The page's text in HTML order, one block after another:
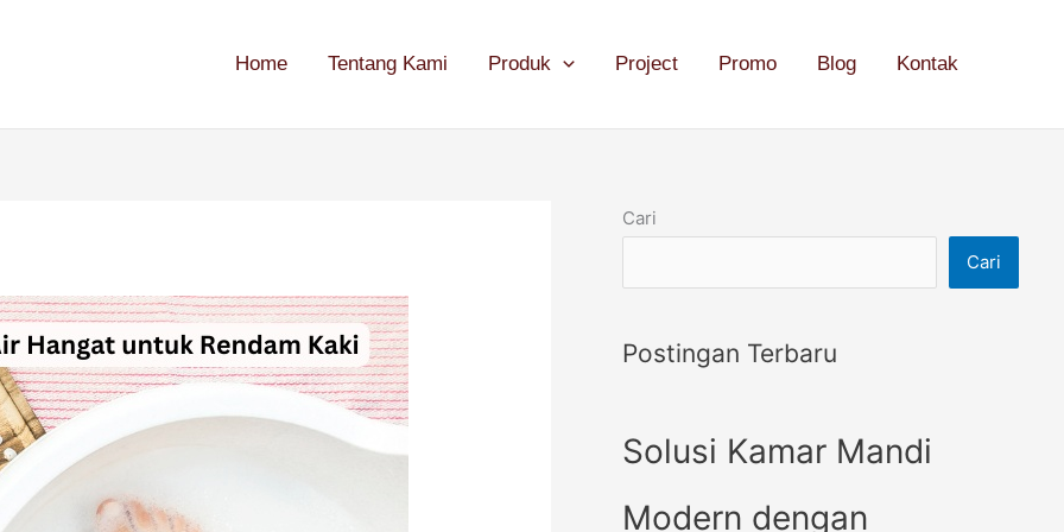
Home Tentang Kami Produk Project Promo Blog Kontak
Cari
Cari
Postingan Terbaru
Solusi Kamar Mandi
Modern dengan